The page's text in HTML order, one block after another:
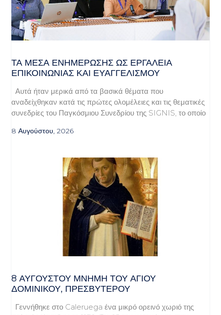
ΤΑ ΜΈΣΑ ΕΝΗΜΈΡΩΣΗΣ ΩΣ ΕΡΓΑΛΕΊΑ
ΕΠΙΚΟΙΝΩΝΊΑΣ ΚΑΙ ΕΥΑΓΓΕΛΙΣΜΟΎ
Αυτά ήταν μερικά από τα βασικά θέματα που
αναδείχθηκαν κατά τις πρώτες ολομέλειες και τις θεματικές
συνεδρίες του Παγκόσμιου Συνεδρίου της SIGNIS, το οποίο
8 Αυγούστου, 2026
8 ΑΥΓΟΥΣΤΟΥ ΜΝΗΜΗ ΤΟΥ ΑΓΙΟΥ
ΔΟΜΙΝΙΚΟΥ, ΠΡΕΣΒΥΤΕΡΟΥ
Γεννήθηκε στο Caleruega ένα μικρό ορεινό χωριό της